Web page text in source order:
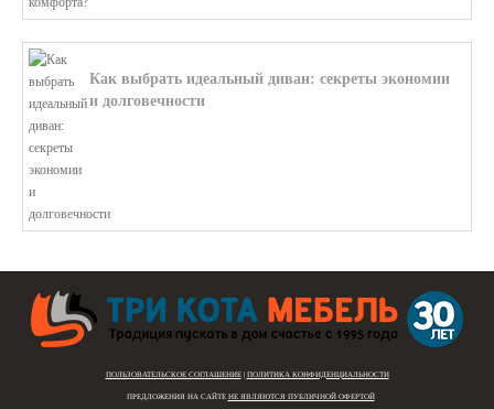
Как выбрать идеальный диван: секреты экономии
и долговечности
ПОЛЬЗОВАТЕЛЬСКОЕ СОГЛАШЕНИЕ| ПОЛИТИКА КОНФИДЕНЦИАЛЬНОСТИ
ПРЕДЛОЖЕНИЯ НА САЙТЕ НЕ ЯВЛЯЮТСЯ ПУБЛИЧНОЙ ОФЕРТОЙ